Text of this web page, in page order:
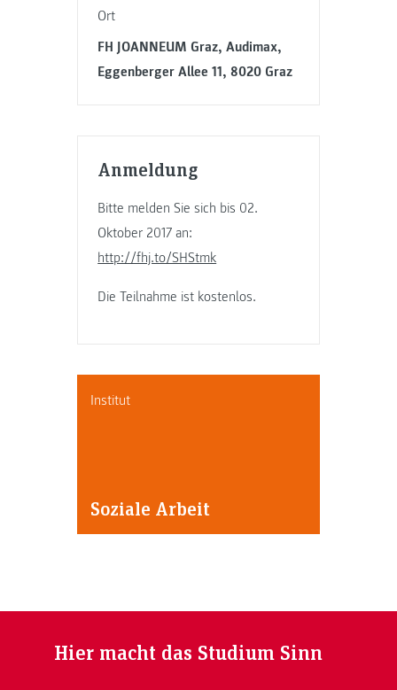
Ort
FH JOANNEUM Graz, Audimax,
Eggenberger Allee 11, 8020 Graz
Anmeldung
Bitte melden Sie sich bis 02.
Oktober 2017 an:
http://fhj.to/SHStmk
Die Teilnahme ist kostenlos.
Institut
Soziale Arbeit
Hier macht das Studium Sinn